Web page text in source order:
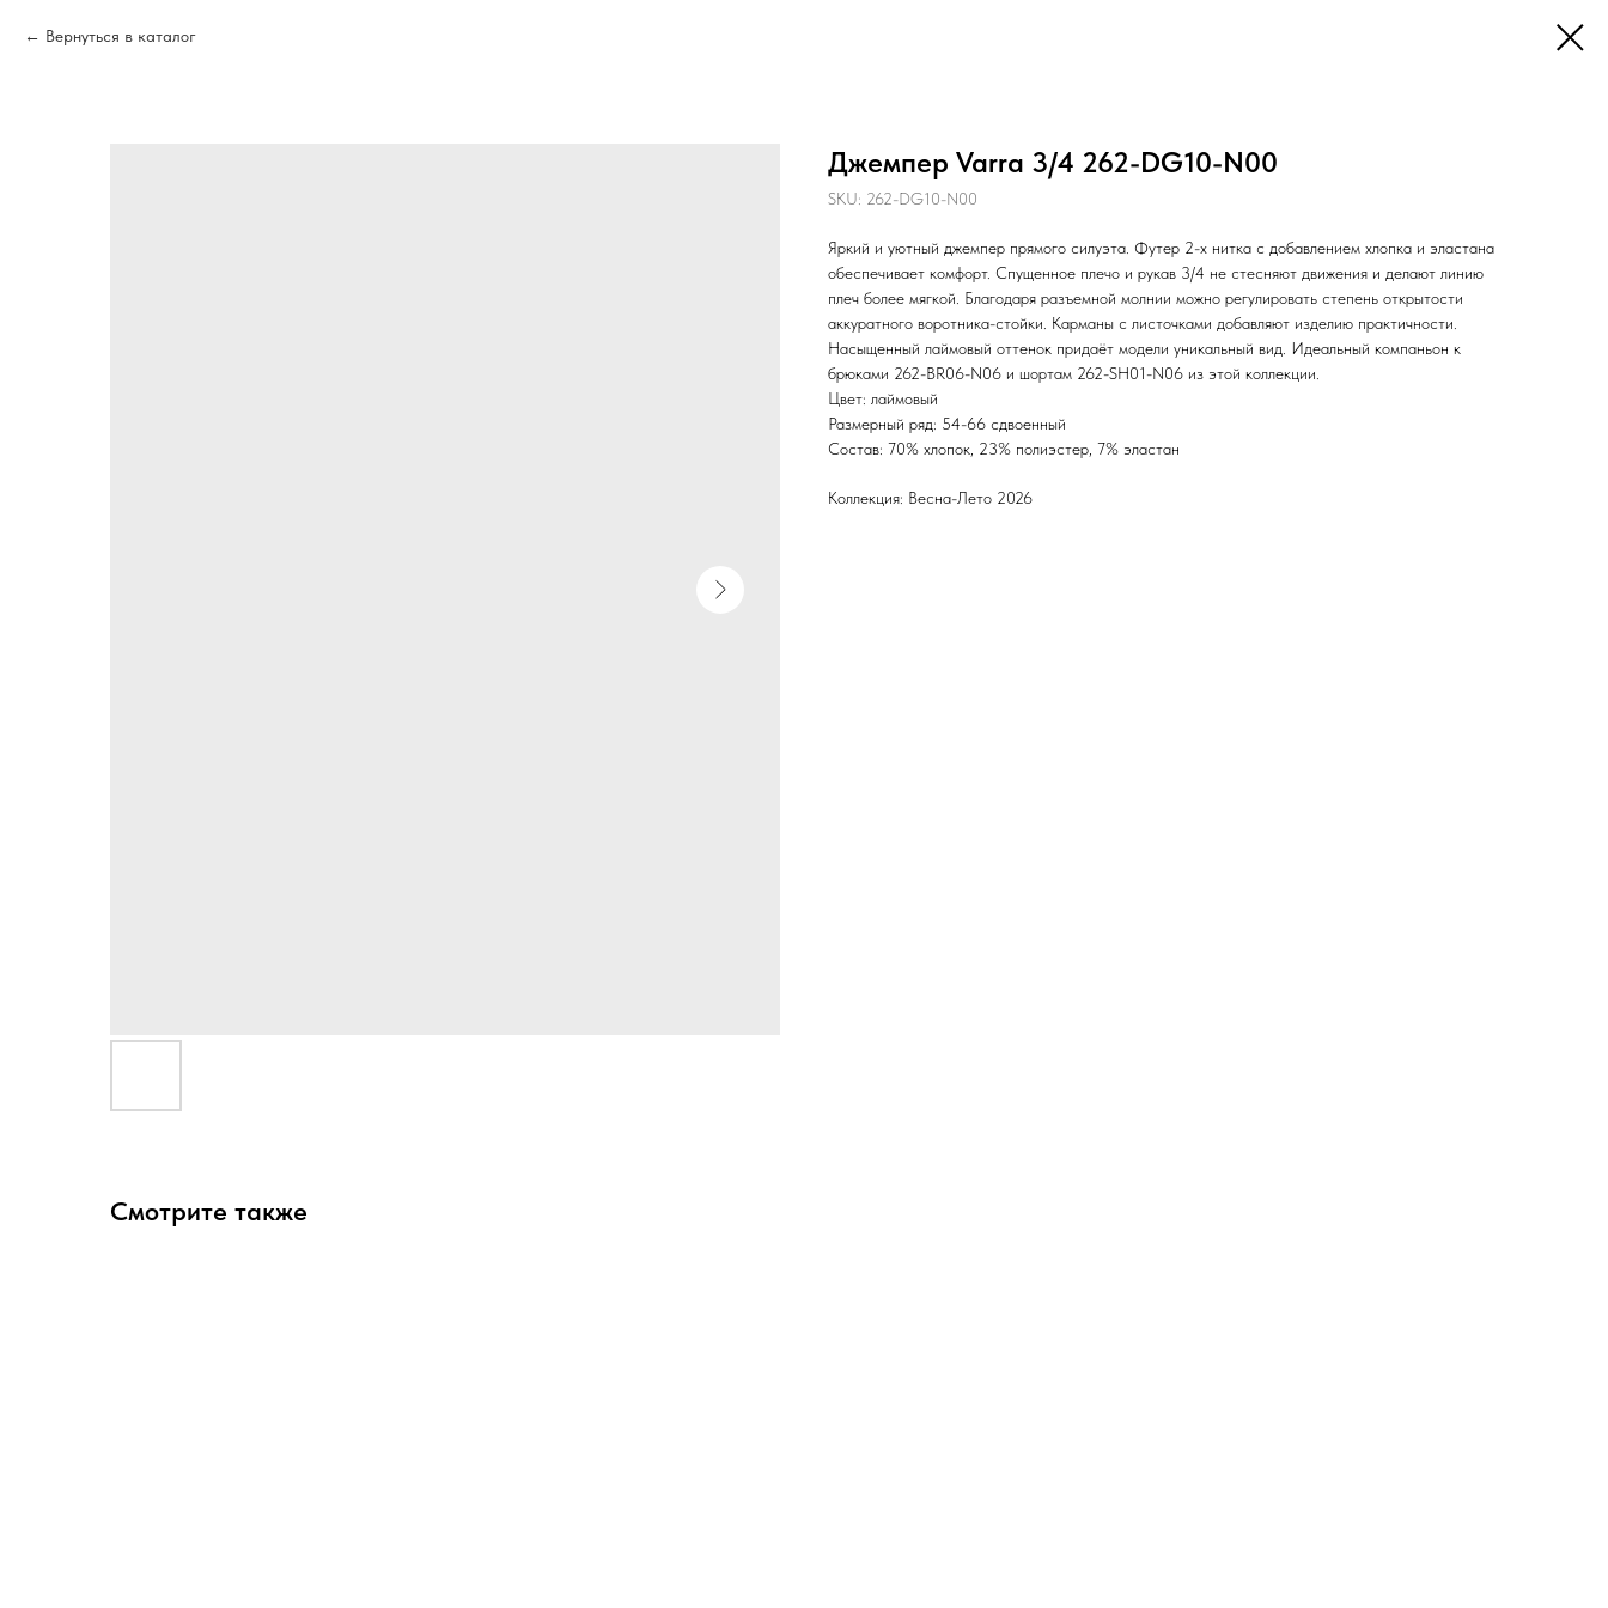
Вернуться в каталог
Джемпер Varra 3/4 262-DG10-N00
SKU: 262-DG10-N00
Яркий и уютный джемпер прямого силуэта. Футер 2-х нитка с добавлением хлопка и эластана
обеспечивает комфорт. Спущенное плечо и рукав 3/4 не стесняют движения и делают линию
плеч более мягкой. Благодаря разъемной молнии можно регулировать степень открытости
аккуратного воротника-стойки. Карманы с листочками добавляют изделию практичности.
Насыщенный лаймовый оттенок придаёт модели уникальный вид. Идеальный компаньон к
брюками 262-BR06-N06 и шортам 262-SH01-N06 из этой коллекции.
Цвет: лаймовый
Размерный ряд: 54-66 сдвоенный
Состав: 70% хлопок, 23% полиэстер, 7% эластан
Коллекция: Весна-Лето 2026
Смотрите также